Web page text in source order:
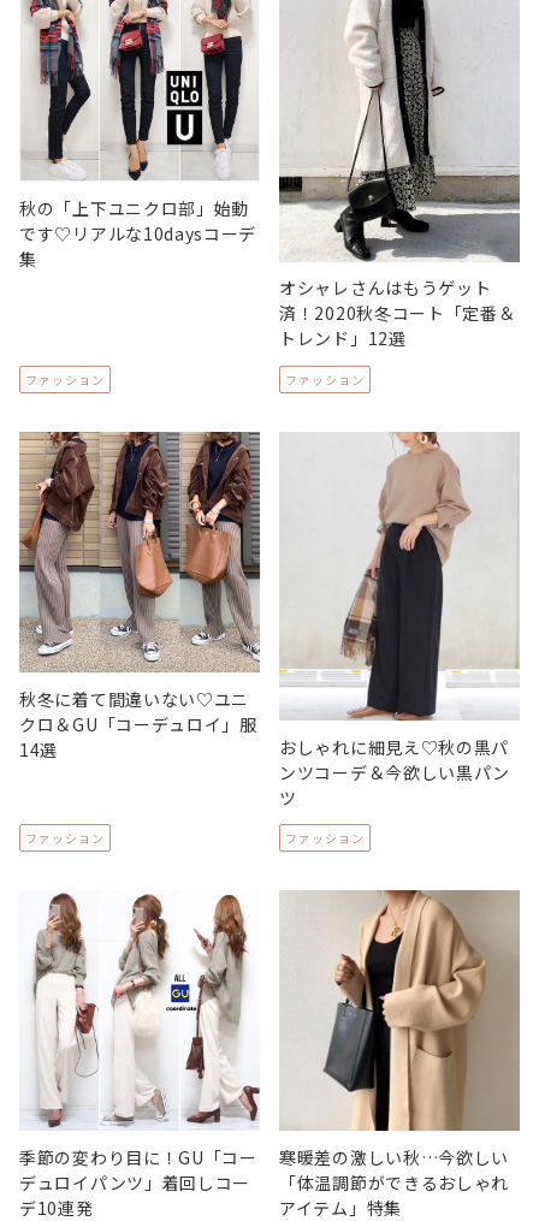
秋の「上下ユニクロ部」始動
です♡リアルな10daysコーデ
集
ファッション
オシャレさんはもうゲット
済！2020秋冬コート「定番＆
トレンド」12選
ファッション
秋冬に着て間違いない♡ユニ
クロ＆GU「コーデュロイ」服
14選
ファッション
おしゃれに細見え♡秋の黒パ
ンツコーデ＆今欲しい黒パン
ツ
ファッション
季節の変わり目に！GU「コー
デュロイパンツ」着回しコー
デ10連発
寒暖差の激しい秋…今欲しい
「体温調節ができるおしゃれ
アイテム」特集